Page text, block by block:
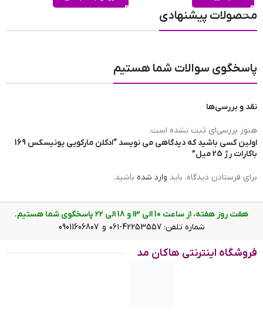
محصولات پیشنهادی
پاسخگوی سوالات شما هستیم
نقد و بررسی‌ها
هنوز بررسی‌ای ثبت نشده است.
اولین کسی باشید که دیدگاهی می نویسد “ادکلن مارکویی یونیسکس 169
باکارات رژ 25 میل”
برای فرستادن دیدگاه، باید وارد شده باشید.
هفت روز هفته، از ساعت 10 الی ۱3 و 18 الی ۲2 پاسخگوی شما هستیم.
شماره تلفن: 42253557-۰۶۱ و 09011606807
فروشگاه اینترنتی هاکان مد